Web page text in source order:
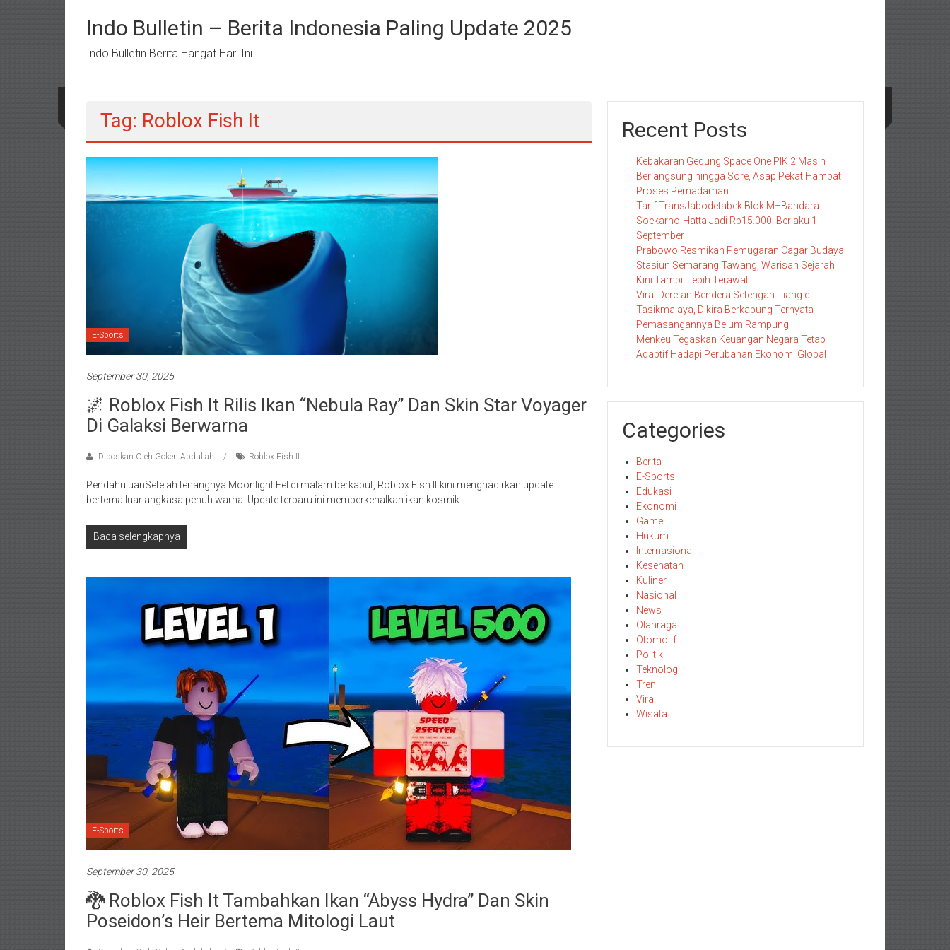
kontenIndo Bulletin – Berita Indonesia Paling Update 2025
Indo Bulletin Berita Hangat Hari Ini
Tag: Roblox Fish It
E-Sports
September 30, 2025
🌌 Roblox Fish It Rilis Ikan “Nebula Ray” Dan Skin Star Voyager
Di Galaksi Berwarna
Diposkan Oleh:Goken Abdullah Roblox Fish It
PendahuluanSetelah tenangnya Moonlight Eel di malam berkabut, Roblox Fish It kini menghadirkan update
bertema luar angkasa penuh warna. Update terbaru ini memperkenalkan ikan kosmik
Baca selengkapnya
E-Sports
September 30, 2025
🐉 Roblox Fish It Tambahkan Ikan “Abyss Hydra” Dan Skin
Poseidon’s Heir Bertema Mitologi Laut
Recent Posts
Kebakaran Gedung Space One PIK 2 Masih
Berlangsung hingga Sore, Asap Pekat Hambat
Proses Pemadaman
Tarif TransJabodetabek Blok M–Bandara
Soekarno-Hatta Jadi Rp15.000, Berlaku 1
September
Prabowo Resmikan Pemugaran Cagar Budaya
Stasiun Semarang Tawang, Warisan Sejarah
Kini Tampil Lebih Terawat
Viral Deretan Bendera Setengah Tiang di
Tasikmalaya, Dikira Berkabung Ternyata
Pemasangannya Belum Rampung
Menkeu Tegaskan Keuangan Negara Tetap
Adaptif Hadapi Perubahan Ekonomi Global
Categories
Berita
E-Sports
Edukasi
Ekonomi
Game
Hukum
Internasional
Kesehatan
Kuliner
Nasional
News
Olahraga
Otomotif
Politik
Teknologi
Tren
Viral
Wisata